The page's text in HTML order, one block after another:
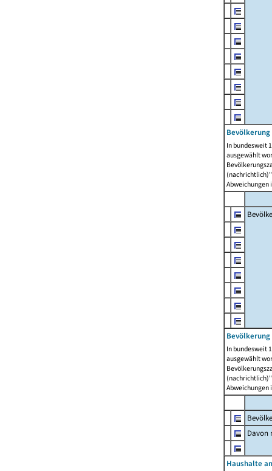
In bundesweit
ausgewählt
Abweichungen
In bundesweit
ausgewählt
Abweichungen
Davon
Haushalte